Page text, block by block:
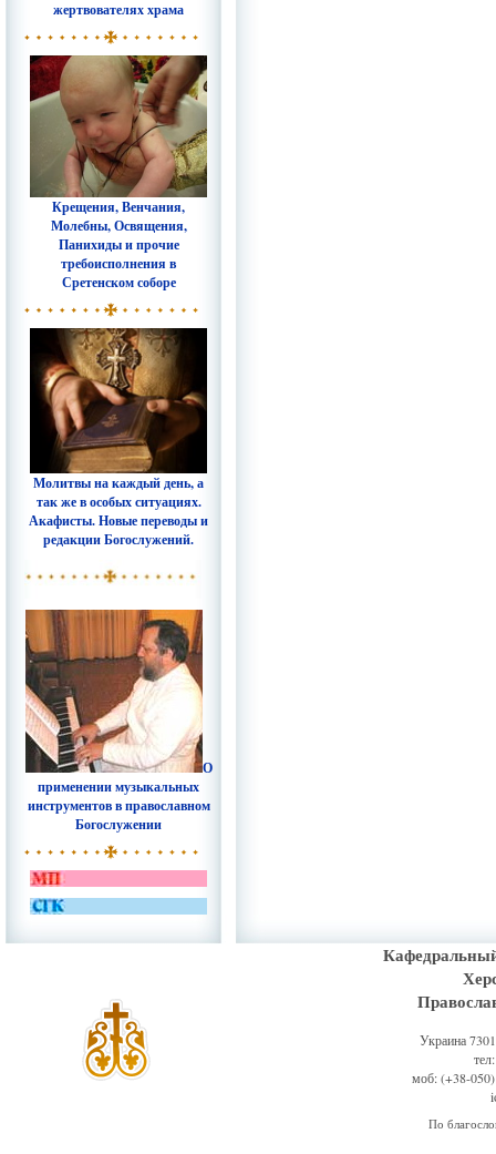
жертвователях храма
Крещения, Венчания,
Молебны, Освящения,
Панихиды и прочие
требоисполнения в
Сретенском соборе
Молитвы на каждый день, а
так же в особых ситуациях.
Акафисты. Новые переводы и
редакции Богослужений.
О
применении музыкальных
инструментов в православном
Богослужении
Украина
моб: (+38-
По